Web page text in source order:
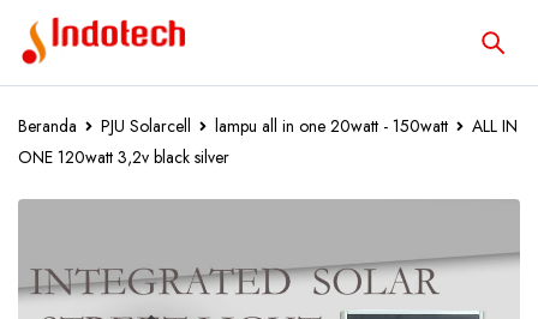
Beranda PJU Solarcell lampu all in one 20watt - 150watt
ALL IN
ONE 120watt 3,2v black silver